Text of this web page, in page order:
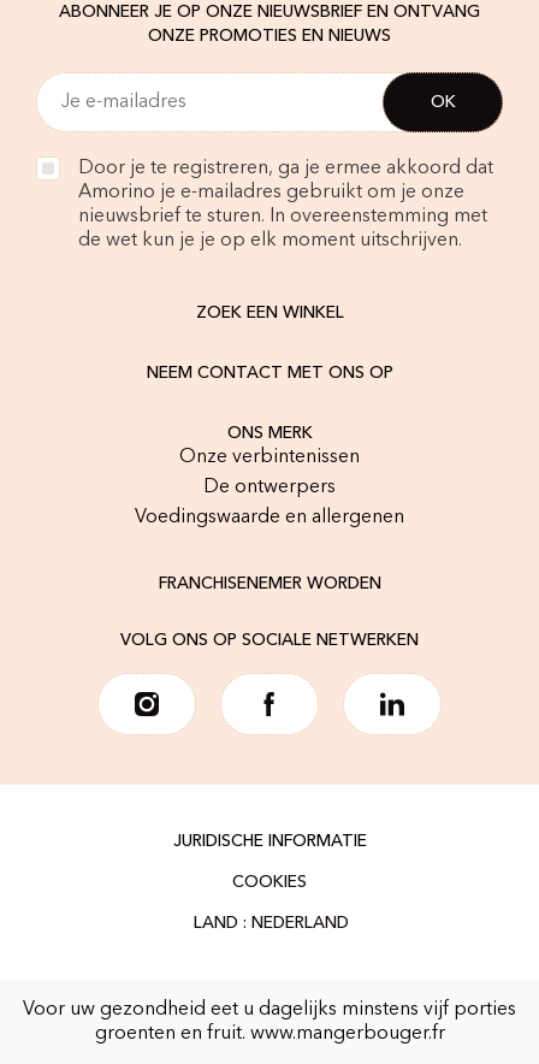
ABONNEER JE OP ONZE NIEUWSBRIEF EN ONTVANG
ONZE PROMOTIES EN NIEUWS
Door je te registreren, ga je ermee akkoord dat
Amorino je e-mailadres gebruikt om je onze
nieuwsbrief te sturen. In overeenstemming met
de wet kun je je op elk moment uitschrijven.
ZOEK EEN WINKEL
NEEM CONTACT MET ONS OP
ONS MERK
Onze verbintenissen
De ontwerpers
Voedingswaarde en allergenen
FRANCHISENEMER WORDEN
VOLG ONS OP SOCIALE NETWERKEN
JURIDISCHE INFORMATIE
COOKIES
Voor uw gezondheid eet u dagelijks minstens vijf porties
groenten en fruit. www.mangerbouger.fr